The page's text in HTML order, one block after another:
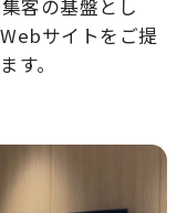
客の基盤とし
サイトをご提
す。